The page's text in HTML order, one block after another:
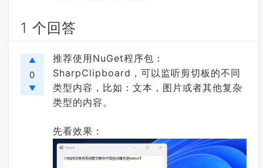
1 个回答
0
推荐使用NuGet程序包：
SharpClipboard，可以监听剪切板的不同
类型内容，比如：文本，图片或者其他复杂
类型的内容。
先看效果：